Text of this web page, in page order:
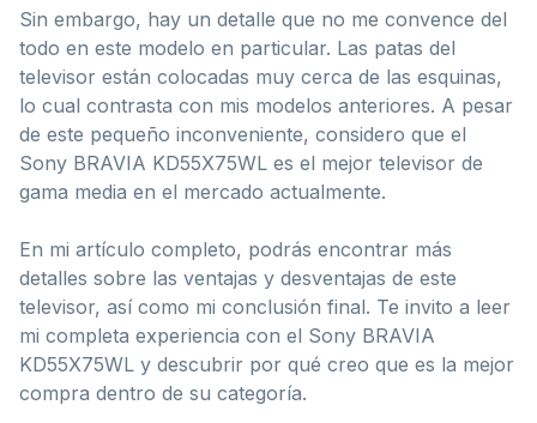
Sin embargo, hay un detalle que no me convence del
todo en este modelo en particular. Las patas del
televisor están colocadas muy cerca de las esquinas,
lo cual contrasta con mis modelos anteriores. A pesar
de este pequeño inconveniente, considero que el
Sony BRAVIA KD55X75WL es el mejor televisor de
gama media en el mercado actualmente.
En mi artículo completo, podrás encontrar más
detalles sobre las ventajas y desventajas de este
televisor, así como mi conclusión final. Te invito a leer
mi completa experiencia con el Sony BRAVIA
KD55X75WL y descubrir por qué creo que es la mejor
compra dentro de su categoría.